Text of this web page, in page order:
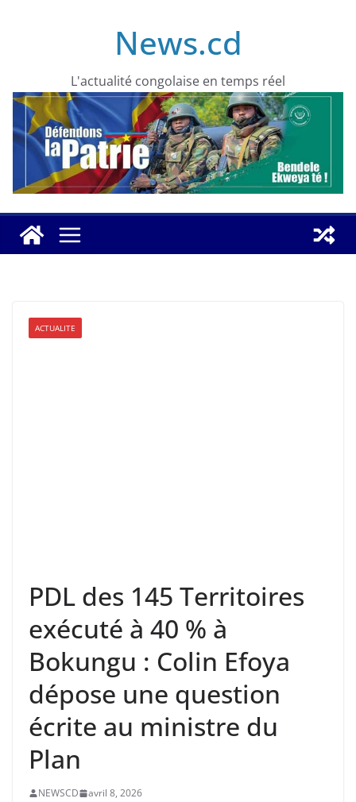
News.cd
L'actualité congolaise en temps réel
ACTUALITE
PDL des 145 Territoires
exécuté à 40 % à
Bokungu : Colin Efoya
dépose une question
écrite au ministre du
Plan
NEWSCD avril 8, 2026